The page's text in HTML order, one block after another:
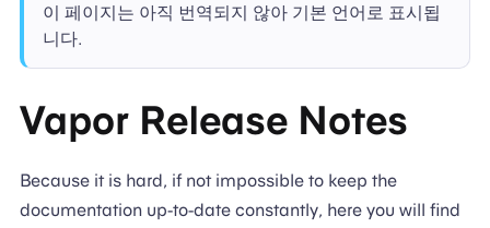
이 페이지는 아직 번역되지 않아 기본 언어로 표시됩
니다.
Vapor Release Notes
Because it is hard, if not impossible to keep the
documentation up-to-date constantly, here you will find